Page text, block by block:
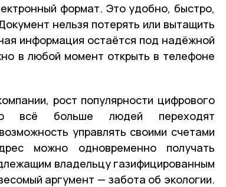
формат. Это удобно, быстро,
нельзя потерять или вытащить
информация остаётся под надёжной
в любой момент открыть в телефоне
рост популярности цифрового
всё больше людей переходят
управлять своими счетами
можно одновременно получать
владельцу газифицированным
аргумент — забота об экологии.